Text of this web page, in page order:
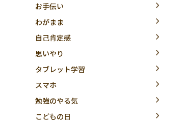
お手伝い
わがまま
自己肯定感
思いやり
タブレット学習
スマホ
勉強のやる気
こどもの日